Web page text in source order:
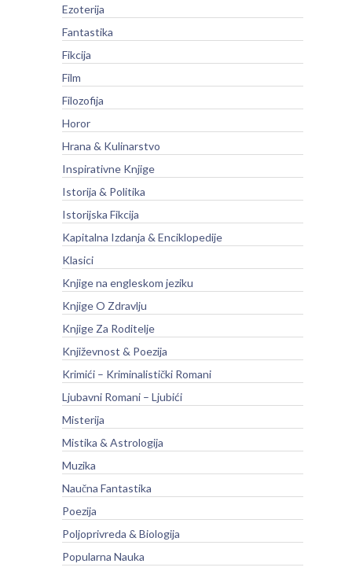
Ezoterija
Fantastika
Fikcija
Film
Filozofija
Horor
Hrana & Kulinarstvo
Inspirativne Knjige
Istorija & Politika
Istorijska Fikcija
Kapitalna Izdanja & Enciklopedije
Klasici
Knjige na engleskom jeziku
Knjige O Zdravlju
Knjige Za Roditelje
Književnost & Poezija
Krimići – Kriminalistički Romani
Ljubavni Romani – Ljubići
Misterija
Mistika & Astrologija
Muzika
Naučna Fantastika
Poezija
Poljoprivreda & Biologija
Popularna Nauka